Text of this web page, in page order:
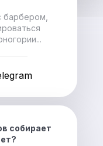
барбером,
собирает